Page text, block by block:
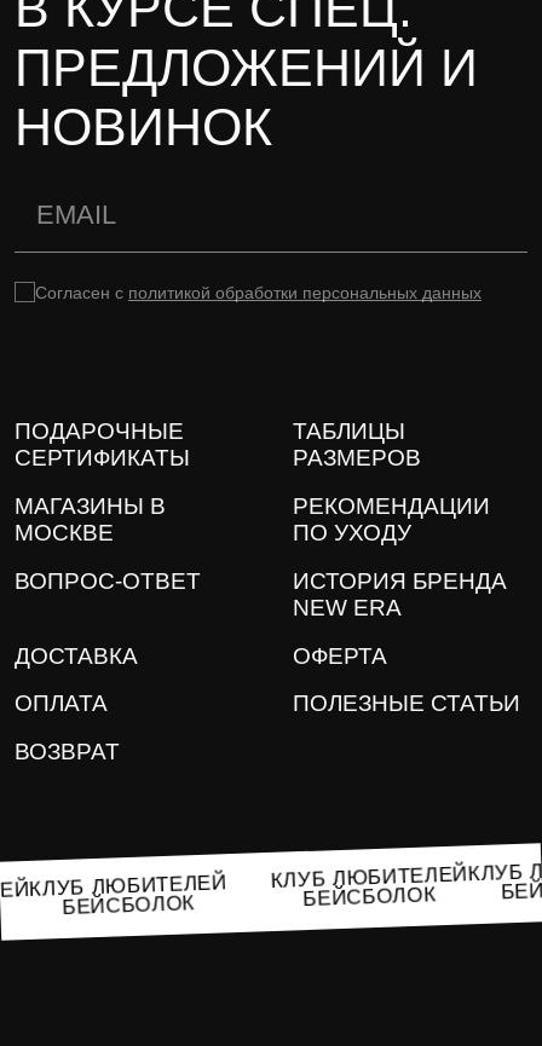
ПРЕДЛОЖЕНИЙ И
НОВИНОК
Согласен с политикой обработки персональных данных
ПОДАРОЧНЫЕ
СЕРТИФИКАТЫ
ТАБЛИЦЫ
РАЗМЕРОВ
МАГАЗИНЫ В
МОСКВЕ
РЕКОМЕНДАЦИИ
ПО УХОДУ
ВОПРОС-ОТВЕТ
ИСТОРИЯ БРЕНДА
NEW ERA
ДОСТАВКА
ОФЕРТА
ОПЛАТА
ПОЛЕЗНЫЕ СТАТЬИ
ВОЗВРАТ
КЛУБ ЛЮБИТЕЛЕЙ
БЕЙСБОЛОК
КЛУБ ЛЮБИТЕЛЕЙ
БЕЙСБОЛОК